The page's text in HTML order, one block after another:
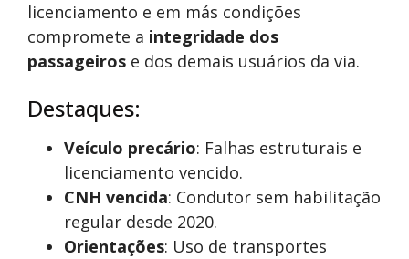
licenciamento e em más condições
compromete a integridade dos
passageiros e dos demais usuários da via.
Destaques:
Veículo precário: Falhas estruturais e
licenciamento vencido.
CNH vencida: Condutor sem habilitação
regular desde 2020.
Orientações: Uso de transportes